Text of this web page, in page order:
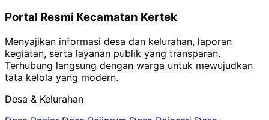
Portal Resmi Kecamatan Kertek
Menyajikan informasi desa dan kelurahan, laporan
kegiatan, serta layanan publik yang transparan.
Terhubung langsung dengan warga untuk mewujudkan
tata kelola yang modern.
Desa & Kelurahan